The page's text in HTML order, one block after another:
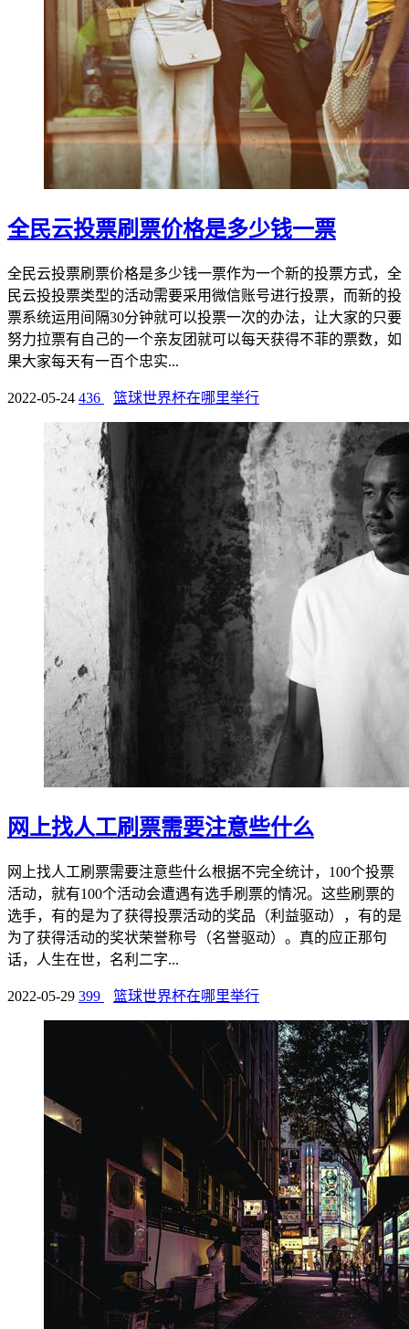
全民云投票刷票价格是多少钱一票
全民云投票刷票价格是多少钱一票作为一个新的投票方式，全
民云投投票类型的活动需要采用微信账号进行投票，而新的投
票系统运用间隔30分钟就可以投票一次的办法，让大家的只要
努力拉票有自己的一个亲友团就可以每天获得不菲的票数，如
果大家每天有一百个忠实...
2022-05-24 436 篮球世界杯在哪里举行
网上找人工刷票需要注意些什么
网上找人工刷票需要注意些什么根据不完全统计，100个投票
活动，就有100个活动会遭遇有选手刷票的情况。这些刷票的
选手，有的是为了获得投票活动的奖品（利益驱动），有的是
为了获得活动的奖状荣誉称号（名誉驱动）。真的应正那句
话，人生在世，名利二字...
2022-05-29 399 篮球世界杯在哪里举行